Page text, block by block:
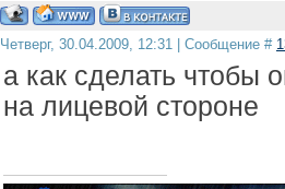
Четверг, 30.04.2009, 12:31 | Сообщение #
а как сделать чтобы
на лицевой стороне